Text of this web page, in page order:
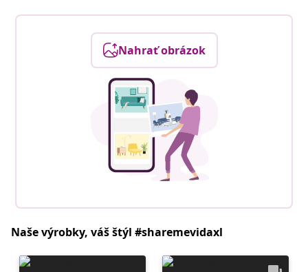
Nahrať obrázok
Naše výrobky, váš štýl #sharemevidaxl